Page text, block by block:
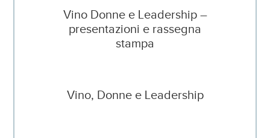
Vino Donne e Leadership –
presentazioni e rassegna
stampa
Vino, Donne e Leadership